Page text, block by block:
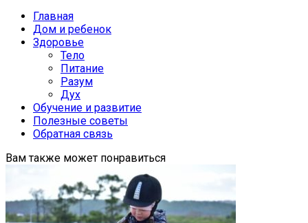
Главная
Дом и ребенок
Здоровье
Тело
Питание
Разум
Дух
Обучение и развитие
Полезные советы
Обратная связь
Вам также может понравиться